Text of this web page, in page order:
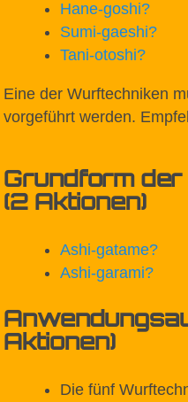
Hane-goshi?
Sumi-gaeshi?
Tani-otoshi?
Eine der Wurftechniken
vorgeführt werden.
Grundform der
(2 Aktionen)
Ashi-gatame?
Ashi-garami?
Aktionen)
Die fünf